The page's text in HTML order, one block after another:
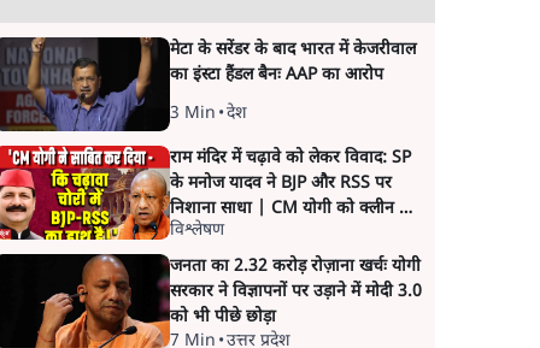
मेटा के सरेंडर के बाद भारत में केजरीवाल
का इंस्टा हैंडल बैनः AAP का आरोप
3 Min •देश
राम मंदिर में चढ़ावे को लेकर विवाद: SP
के मनोज यादव ने BJP और RSS पर
निशाना साधा | CM योगी को क्लीन चिट
मिली
विश्लेषण
जनता का 2.32 करोड़ रोज़ाना खर्चः योगी
सरकार ने विज्ञापनों पर उड़ाने में मोदी 3.0
को भी पीछे छोड़ा
7 Min •उत्तर प्रदेश